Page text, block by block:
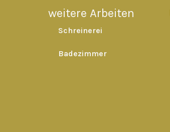
weitere Arbeiten
Schreinerei
Badezimmer